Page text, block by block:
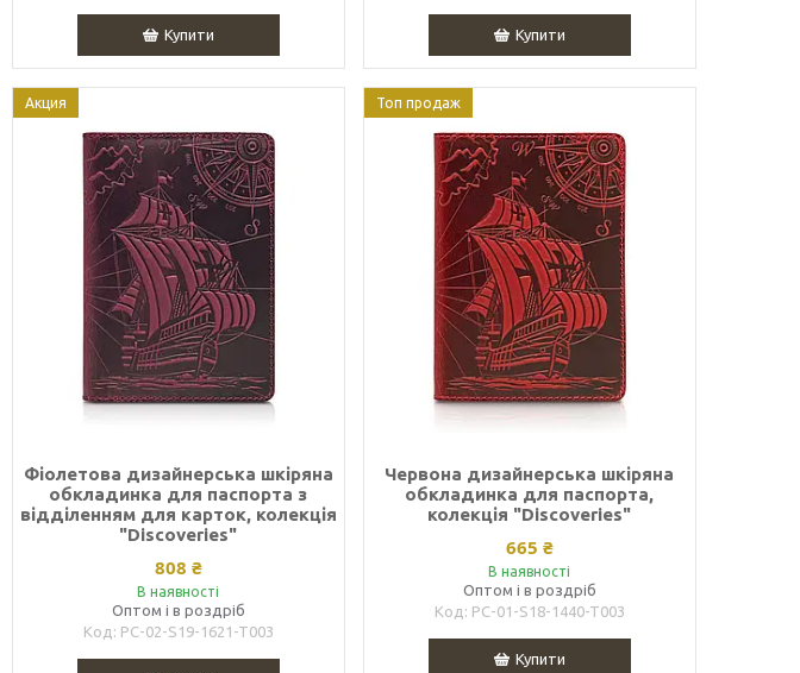
Купити Купити
Акция
Фіолетова дизайнерська шкіряна
обкладинка для паспорта з
відділенням для карток, колекція
"Discoveries"
808 ₴
В наявності
Оптом і в роздріб
PC-02-S19-1621-T003
Топ продаж
Червона дизайнерська шкіряна
обкладинка для паспорта,
колекція "Discoveries"
665 ₴
В наявності
Оптом і в роздріб
PC-01-S18-1440-T003
Купити